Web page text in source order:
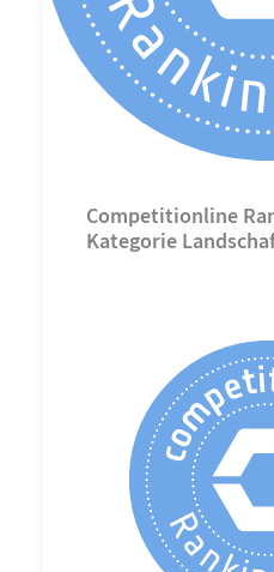
Competitionline
Kategorie